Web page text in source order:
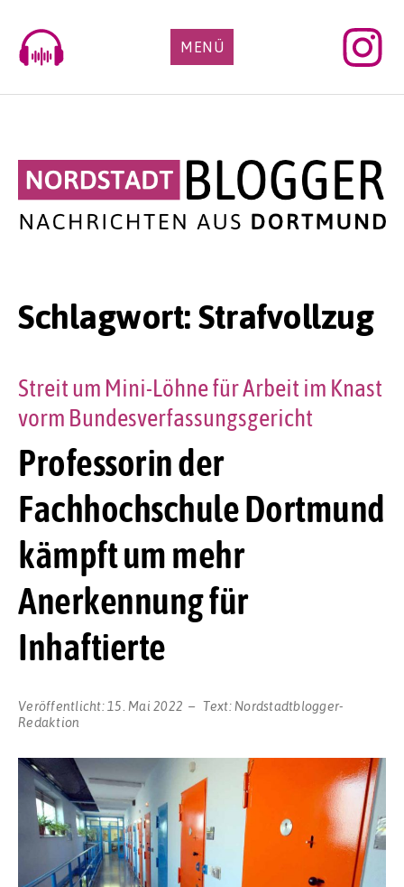
content
MENÜ
Schlagwort:Strafvollzug
Professorin der
Fachhochschule Dortmund
kämpft um mehr
Anerkennung für
Inhaftierte
Streit um Mini-Löhne für Arbeit im Knast
vorm Bundesverfassungsgericht
Veröffentlicht: 15. Mai 2022 Text: Nordstadtblogger-
Redaktion